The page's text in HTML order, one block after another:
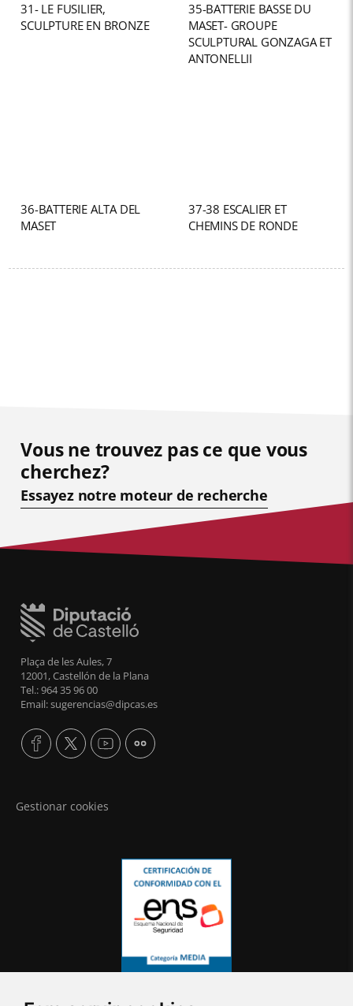
31- LE FUSILIER,
SCULPTURE EN BRONZE
35-BATTERIE BASSE DU
MASET- GROUPE
SCULPTURAL GONZAGA ET
ANTONELLII
36-BATTERIE ALTA DEL
MASET
37-38 ESCALIER ET
CHEMINS DE RONDE
Vous ne trouvez pas ce que vous
cherchez?
Essayez notre moteur de recherche
Plaça de les Aules, 7
12001, Castellón de la Plana
Tel.: 964 35 96 00
Email: sugerencias@dipcas.es
Gestionar cookies